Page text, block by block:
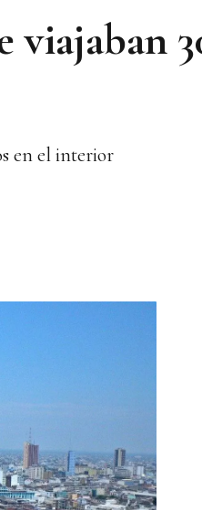
en el interior